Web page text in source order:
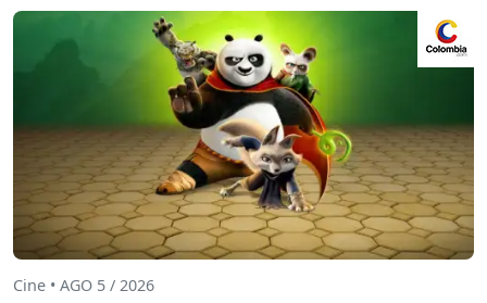
Cine • AGO 5 / 2026